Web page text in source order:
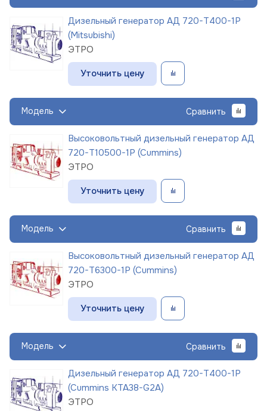
Дизельный генератор АД 720-Т400-1Р
(Mitsubishi)
ЭТРО
Уточнить цену
Модель Сравнить
Высоковольтный дизельный генератор АД
720-Т10500-1Р (Cummins)
ЭТРО
Уточнить цену
Модель Сравнить
Высоковольтный дизельный генератор АД
720-Т6300-1Р (Cummins)
ЭТРО
Уточнить цену
Модель Сравнить
Дизельный генератор АД 720-Т400-1Р
(Cummins KTA38-G2A)
ЭТРО